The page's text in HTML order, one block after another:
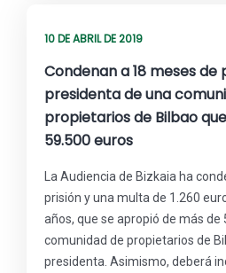
10 DE ABRIL DE 2019
Condenan a 18 meses de
presidenta de una
propietarios de Bilbao
59.500 euros
La Audiencia de Bizkaia ha
prisión y una multa de 1.260
años, que se apropió de más de
comunidad de propietarios de
presidenta. Asimismo, deberá